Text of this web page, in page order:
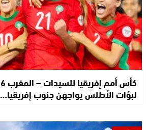
لبؤات الأطلس يواجهن جنوب إفريقيا…